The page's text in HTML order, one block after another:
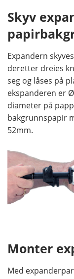
Skyv
Expandern
deretter dreies
seg og låses på
ekspanderen er
diameter på
bakgrunnspapir
52mm.
Monter
Med